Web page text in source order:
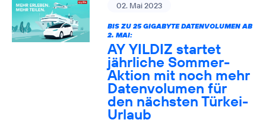
02. Mai 2023
BIS ZU 25 GIGABYTE DATENVOLUMEN AB
2. MAI:
AY YILDIZ startet
jährliche Sommer-
Aktion mit noch mehr
Datenvolumen für
den nächsten Türkei-
Urlaub